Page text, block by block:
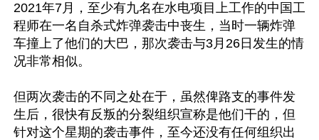
2021年7月，至少有九名在水电项目上工作的中国工
程师在一名自杀式炸弹袭击中丧生，当时一辆炸弹
车撞上了他们的大巴，那次袭击与3月26日发生的情
况非常相似。
但两次袭击的不同之处在于，虽然俾路支的事件发
生后，很快有反叛的分裂组织宣称是他们干的，但
针对这个星期的袭击事件，至今还没有任何组织出